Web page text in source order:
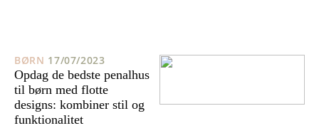
BØRN 17/07/2023
Opdag de bedste penalhus
til børn med flotte
designs: kombiner stil og
funktionalitet